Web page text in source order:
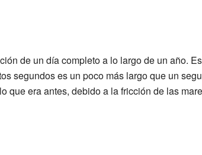
de un día completo a lo largo de un año.
segundos es un poco más largo que un
que era antes, debido a la fricción de las